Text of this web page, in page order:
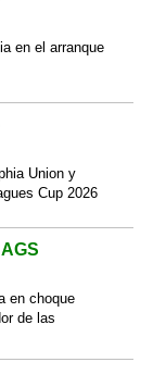
en el arranque
Union y
Cup 2026
en choque
de las